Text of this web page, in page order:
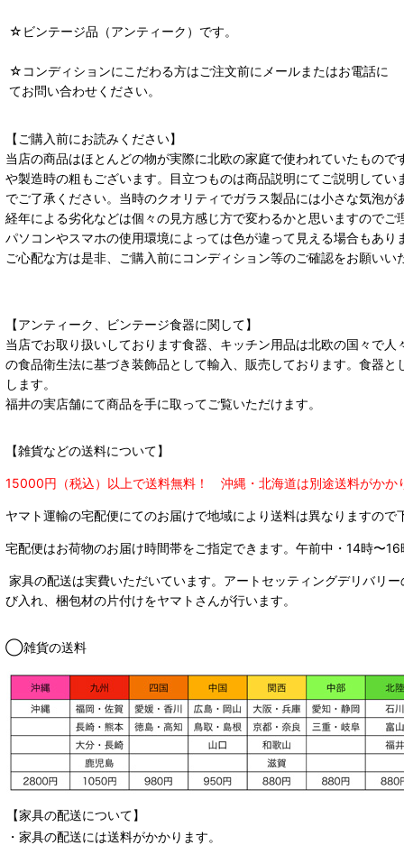
☆ビンテージ品（アンティーク）です。
☆コンディションにこだわる方はご注文前にメールまたはお電話に
てお問い合わせください。
【ご購入前にお読みください】
当店の商品はほとんどの物が実際に北欧の家庭で使われていたもの
や製造時の粗もございます。目立つものは商品説明にてご説明して
でご了承ください。当時のクオリティでガラス製品には小さな気泡が
経年による劣化などは個々の見方感じ方で変わるかと思いますのでご
パソコンやスマホの使用環境によっては色が違って見える場合もあ
ご心配な方は是非、ご購入前にコンディション等のご確認をお願い
【アンティーク、ビンテージ食器に関して】
当店でお取り扱いしております食器、キッチン用品は北欧の国々で
の食品衛生法に基づき装飾品として輸入、販売しております。食器
します。
福井の実店舗にて商品を手に取ってご覧いただけます。
【雑貨などの送料について】
15000円（税込）以上で送料無料！ 沖縄・北海道は別途送料がかか
ヤマト運輸の宅配便にてのお届けで地域により送料は異なりますので
宅配便はお荷物のお届け時間帯をご指定できます。 午前中・14時〜
家具の配送は実費いただいています。アートセッティングデリバリ
び入れ、梱包材の片付けをヤマトさんが行います。
◯雑貨の送料
【家具の配送について】
・家具の配送には送料がかかります。